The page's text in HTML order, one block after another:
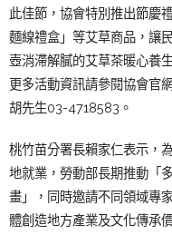
此佳節，協會特別推出節慶
麵線禮盒」等艾草商品，讓
壺消滯解膩的艾草茶暖心養
更多活動資訊請參閱協會
胡先生03-4718583。
桃竹苗分署長賴家仁表示，
地就業，勞動部長期推動「
畫」，同時邀請不同領域專
體創造地方產業及文化傳承